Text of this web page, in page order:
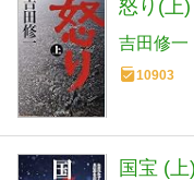
怒り(上
吉田修一
10903
国宝 (